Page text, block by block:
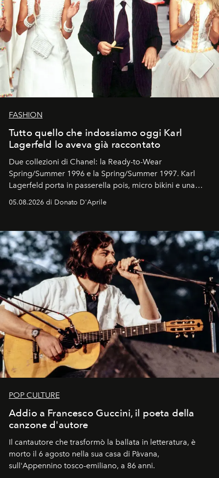
FASHION
Tutto quello che indossiamo oggi Karl
Lagerfeld lo aveva già raccontato
Due collezioni di Chanel: la Ready-to-Wear
Spring/Summer 1996 e la Spring/Summer 1997. Karl
Lagerfeld porta in passerella pois, micro bikini e una
logomania pensata per la spiaggia
Kate, Claudia e Carla una dietro l'altra. Trent'anni dopo,
uno dei documenti più contemporanei che abbiamo.
05.08.2026 di Donato D'Aprile
POP CULTURE
Addio a Francesco Guccini, il poeta della
canzone d'autore
Il cantautore che trasformò la ballata in letteratura, è
morto il 6 agosto nella sua casa di Pàvana,
sull'Appennino tosco-emiliano, a 86 anni.